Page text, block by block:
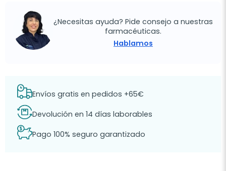
¿Necesitas ayuda? Pide consejo a nuestras
farmacéuticas.
Hablamos
Envíos gratis en pedidos +65€
Devolución en 14 días laborables
Pago 100% seguro garantizado